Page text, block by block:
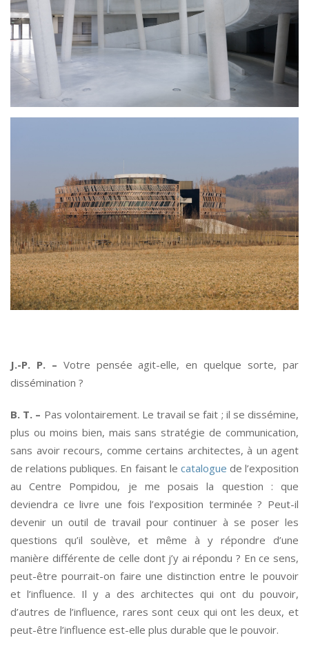
J.-P. P. – Votre pensée agit-elle, en quelque sorte, par
dissémination ?
B. T. – Pas volontairement. Le travail se fait ; il se dissémine,
plus ou moins bien, mais sans stratégie de communication,
sans avoir recours, comme certains architectes, à un agent
de relations publiques. En faisant le catalogue de l’exposition
au Centre Pompidou, je me posais la question : que
deviendra ce livre une fois l’exposition terminée ? Peut-il
devenir un outil de travail pour continuer à se poser les
questions qu’il soulève, et même à y répondre d’une
manière différente de celle dont j’y ai répondu ? En ce sens,
peut-être pourrait-on faire une distinction entre le pouvoir
et l’influence. Il y a des architectes qui ont du pouvoir,
d’autres de l’influence, rares sont ceux qui ont les deux, et
peut-être l’influence est-elle plus durable que le pouvoir.